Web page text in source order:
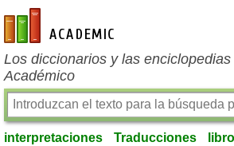
es-academic.com
Los diccionarios y las
Académico
interpretaciones Traducciones